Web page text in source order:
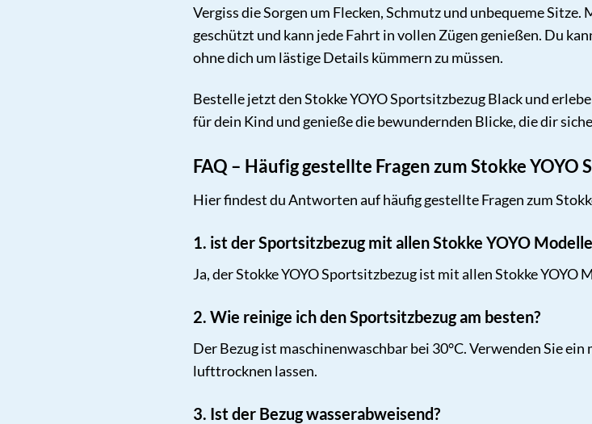
Vergiss die Sorgen um Flecken, Schmutz und unbequeme
geschützt und kann jede Fahrt in vollen Zügen genießen. Du
ohne dich um lästige Details kümmern zu müssen.
Bestelle jetzt den Stokke YOYO Sportsitzbezug Black und
für dein Kind und genieße die bewundernden Blicke, die dir
FAQ – Häufig gestellte Fragen zum Stokke YOYO
Hier findest du Antworten auf häufig gestellte Fragen zum
1. ist der Sportsitzbezug mit allen Stokke YOYO
Ja, der Stokke YOYO Sportsitzbezug ist mit allen Stokke YOYO
2. Wie reinige ich den Sportsitzbezug am besten?
Der Bezug ist maschinenwaschbar bei 30°C. Verwenden Sie
lufttrocknen lassen.
3. Ist der Bezug wasserabweisend?